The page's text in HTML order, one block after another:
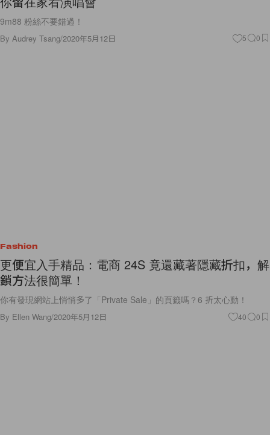
9m88 粉絲不要錯過！
By Audrey Tsang/2020年5月12日 5 0
Fashion
更便宜入手精品：電商 24S 竟還藏著隱藏折扣，解
鎖方法很簡單！
你有發現網站上悄悄多了「Private Sale」的頁籤嗎？6 折太心動！
By Ellen Wang/2020年5月12日 40 0